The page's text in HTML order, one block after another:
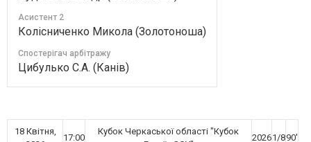
Асистент 2
Колісниченко Микола (Золотоноша)
Спостерігач арбітражу
Цибулько С.А. (Канів)
18 Квітня,
17:00
Кубок Черкаської області "Кубок
20261/890'